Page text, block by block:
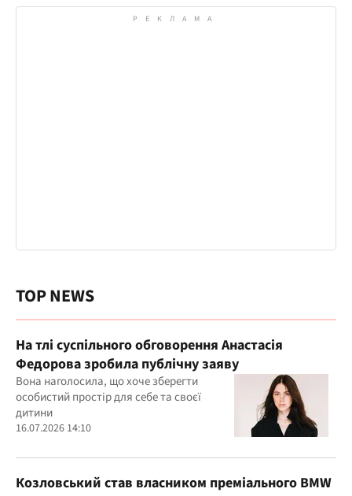
TOP NEWS
На тлі суспільного обговорення Анастасія
Федорова зробила публічну заяву
Вона наголосила, що хоче зберегти
особистий простір для себе та своєї
дитини
16.07.2026 14:10
Козловський став власником преміального BMW